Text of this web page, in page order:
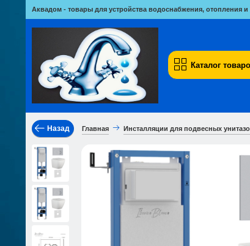
Аквадом - товары для устройства водоснабжения, отопления и
Каталог
Назад Главная Инсталляции для подвесных